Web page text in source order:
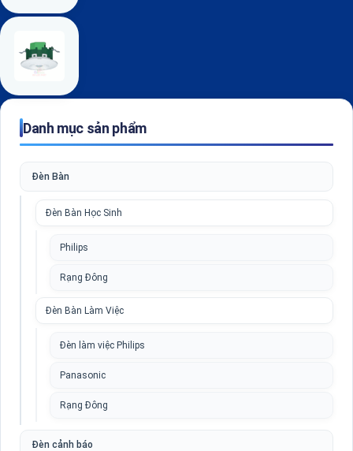
Danh mục sản phẩm
Đèn Bàn
Đèn Bàn Học Sinh
Philips
Rạng Đông
Đèn Bàn Làm Việc
Đèn làm việc Philips
Panasonic
Rạng Đông
Đèn cảnh báo